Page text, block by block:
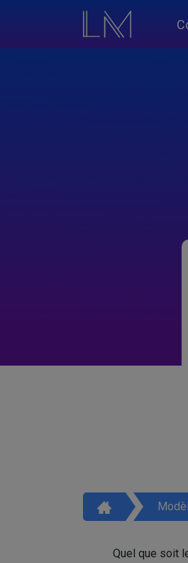
Quel que soit